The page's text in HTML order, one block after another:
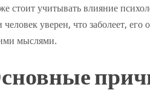
стоит учитывать влияние
человек уверен, что заболеет,
мыслями.